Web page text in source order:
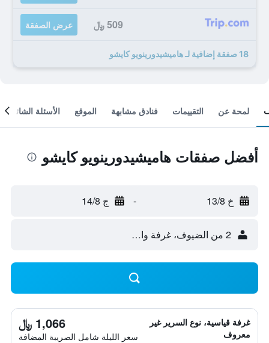
509 ﷼ عرض الصفقة
18 صفقة إضافية لـ هاميشيدورينويو كايشو
لمحة عن التقييمات فنادق مشابهة الموقع الأسئلة الشائعة
أفضل صفقات هاميشيدورينويو كايشو
خ 13/8 - ج 14/8
2 من الضيوف، غرفة واحدة
غرفة قياسية، نوع السرير غير
معروف
1,066 ﷼
سعر الليلة شامل الصريبة المضافة